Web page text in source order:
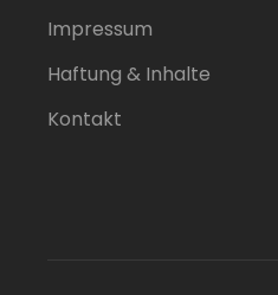
Impressum
Haftung & Inhalte
Kontakt